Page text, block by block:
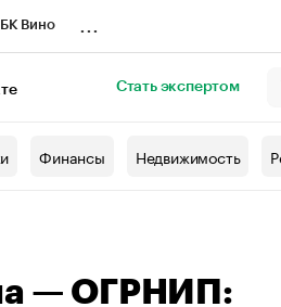
Вино
Стать экспертом
Финансы Недвижимость
— ОГРНИП: